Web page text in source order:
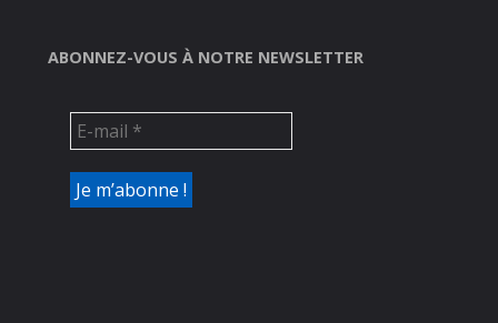
ABONNEZ-VOUS À NOTRE NEWSLETTER